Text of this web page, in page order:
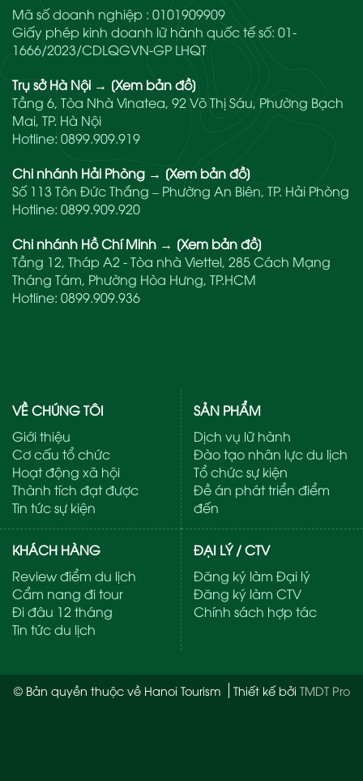
Mã số doanh nghiệp : 0101909909
Giấy phép kinh doanh lữ hành quốc tế số: 01-
1666/2023/CDLQGVN-GP LHQT
Trụ sở Hà Nội → [Xem bản đồ]
Tầng 6, Tòa Nhà Vinatea, 92 Võ Thị Sáu, Phường Bạch
Mai, TP. Hà Nội
Hotline: 0899.909.919
Chi nhánh Hải Phòng → [Xem bản đồ]
Số 113 Tôn Đức Thắng – Phường An Biên, TP. Hải Phòng
Hotline: 0899.909.920
Chi nhánh Hồ Chí Minh → [Xem bản đồ]
Tầng 12, Tháp A2 - Tòa nhà Viettel, 285 Cách Mạng
Tháng Tám, Phường Hòa Hưng, TP.HCM
Hotline: 0899.909.936
VỀ CHÚNG TÔI
Giới thiệu
Cơ cấu tổ chức
Hoạt động xã hội
Thành tích đạt được
Tin tức sự kiện
SẢN PHẨM
Dịch vụ lữ hành
Đào tạo nhân lực du lịch
Tổ chức sự kiện
Đề án phát triển điểm
đến
KHÁCH HÀNG
Review điểm du lịch
Cẩm nang đi tour
Đi đâu 12 tháng
Tin tức du lịch
ĐẠI LÝ / CTV
Đăng ký làm Đại lý
Đăng ký làm CTV
Chính sách hợp tác
© Bản quyền thuộc về Hanoi Tourism Thiết kế bởi TMDT Pro